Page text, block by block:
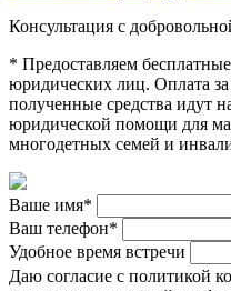
Консультация с
* Предоставляем
юридических лиц. Оплата
полученные средства идут
юридической помощи для
многодетных семей и
Ваше имя*
Ваш телефон*
Удобное время встречи
Даю согласие с политикой